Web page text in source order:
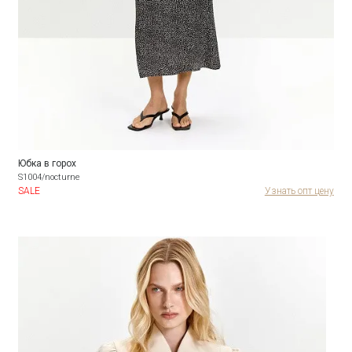
Юбка в горох
S1004/nocturne
SALE Узнать опт цену